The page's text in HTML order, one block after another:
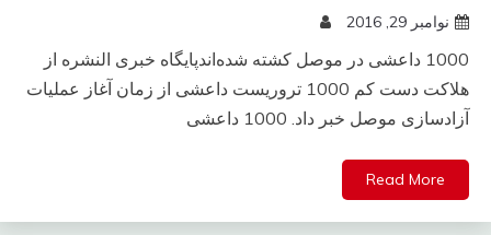
نوامبر 29, 2016
1000 داعشی در موصل کشته شده‌اندپایگاه خبری النشره از
هلاکت دست کم 1000 تروریست داعشی از زمان آغاز عملیات
آزادسازی موصل خبر داد. 1000 داعشی
Read More